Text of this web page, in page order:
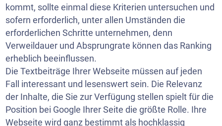
kommt, sollte einmal diese Kriterien untersuchen und
sofern erforderlich, unter allen Umständen die
erforderlichen Schritte unternehmen, denn
Verweildauer und Absprungrate können das Ranking
erheblich beeinflussen.
Die Textbeiträge Ihrer Webseite müssen auf jeden
Fall interessant und lesenswert sein. Die Relevanz
der Inhalte, die Sie zur Verfügung stellen spielt für die
Position bei Google Ihrer Seite die größte Rolle. Ihre
Webseite wird ganz bestimmt als hochklassig